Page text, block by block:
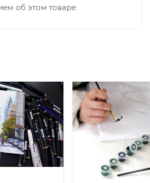
об этом товаре